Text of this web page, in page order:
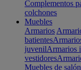
Complementos
colchones
Muebles
Armarios
batientes
juvenilArmarios
vestidores
Muebles de salón